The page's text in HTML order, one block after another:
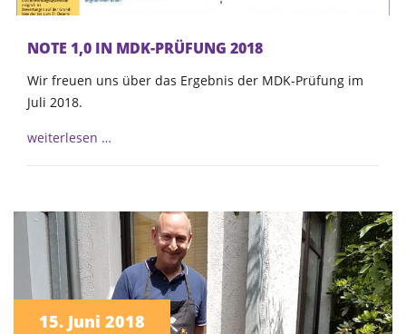
NOTE 1,0 IN MDK-PRÜFUNG 2018
Wir freuen uns über das Ergebnis der MDK-Prüfung im
Juli 2018.
weiterlesen …
15. Juni 2018